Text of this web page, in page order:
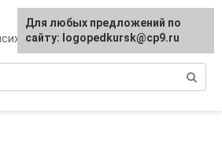
Для любых предложений по
сайту: logopedkursk@cp9.ru